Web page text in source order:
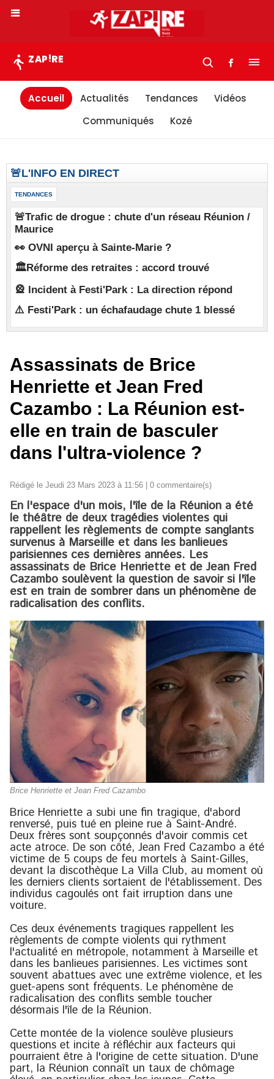
ZAP!RE
Accueil Actualités Tendances
Vidéos
Communiqués
Kozé
🚨L'INFO EN DIRECT
TENDANCES
🚨Trafic de drogue : chute d'un réseau Réunion /
Maurice
👀 OVNI aperçu à Sainte-Marie ?
🏛️Réforme des retraites : accord trouvé
🎡 Incident à Festi'Park : La direction répond
⚠️ Festi'Park : un échafaudage chute 1 blessé
​Assassinats de Brice
Henriette et Jean Fred
Cazambo : La Réunion est-
elle en train de basculer
dans l'ultra-violence ?
Rédigé le Jeudi 23 Mars 2023 à 11:56 | 0 commentaire(s)
En l'espace d'un mois, l'île de la Réunion a été
le théâtre de deux tragédies violentes qui
rappellent les règlements de compte sanglants
survenus à Marseille et dans les banlieues
parisiennes ces dernières années. Les
assassinats de Brice Henriette et de Jean Fred
Cazambo soulèvent la question de savoir si l'île
est en train de sombrer dans un phénomène de
radicalisation des conflits.
Brice Henriette et Jean Fred Cazambo
Brice Henriette a subi une fin tragique, d'abord
renversé, puis tué en pleine rue à Saint-André.
Deux frères sont soupçonnés d'avoir commis cet
acte atroce. De son côté, Jean Fred Cazambo a été
victime de 5 coups de feu mortels à Saint-Gilles,
devant la discothèque La Villa Club, au moment où
les derniers clients sortaient de l'établissement. Des
individus cagoulés ont fait irruption dans une
voiture.
Ces deux événements tragiques rappellent les
règlements de compte violents qui rythment
l'actualité en métropole, notamment à Marseille et
dans les banlieues parisiennes. Les victimes sont
souvent abattues avec une extrême violence, et les
guet-apens sont fréquents. Le phénomène de
radicalisation des conflits semble toucher
désormais l'île de la Réunion.
Cette montée de la violence soulève plusieurs
questions et incite à réfléchir aux facteurs qui
pourraient être à l'origine de cette situation. D'une
part, la Réunion connaît un taux de chômage